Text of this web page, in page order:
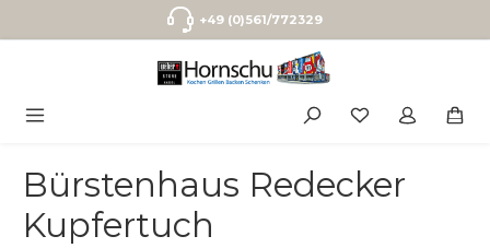
Zum Hauptinhalt springen+49 (0)561/772329
Bürstenhaus Redecker
Kupfertuch